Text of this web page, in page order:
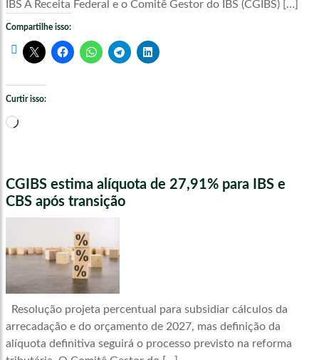
IBS A Receita Federal e o Comitê Gestor do IBS (CGIBS) […]
Compartilhe isso:
Curtir isso:
Carregando...
CGIBS estima alíquota de 27,91% para IBS e
CBS após transição
Resolução projeta percentual para subsidiar cálculos da
arrecadação e do orçamento de 2027, mas definição da
alíquota definitiva seguirá o processo previsto na reforma